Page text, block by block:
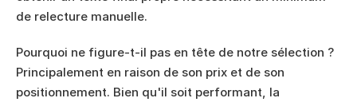
de relecture manuelle.
Pourquoi ne figure-t-il pas en tête de notre sélection ?
Principalement en raison de son prix et de son
positionnement. Bien qu'il soit performant, la